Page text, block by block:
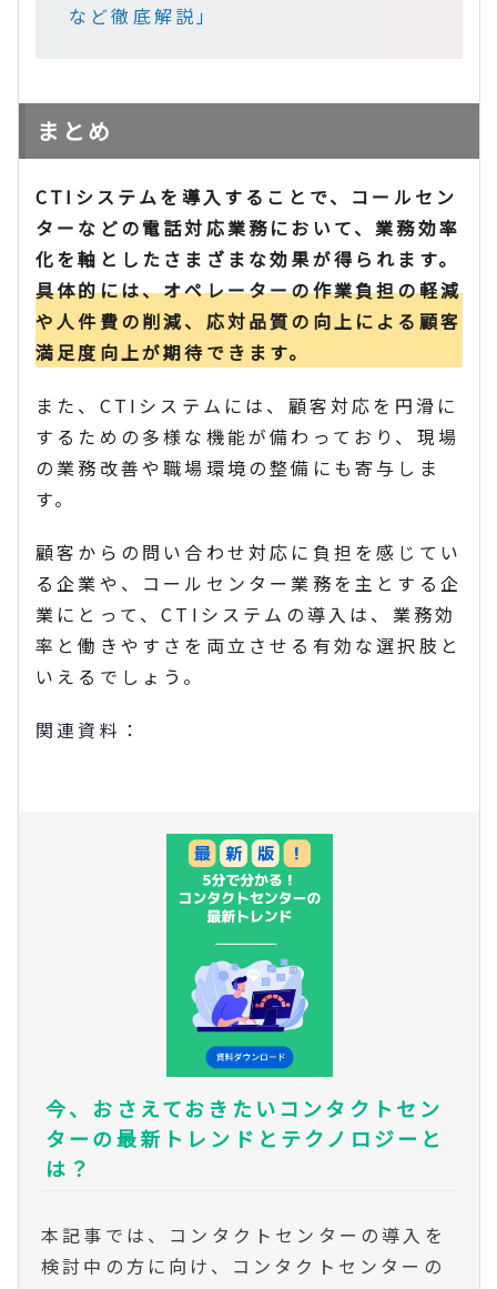
など徹底解説」
まとめ
CTIシステムを導入することで、コールセン
ターなどの電話対応業務において、業務効率
化を軸としたさまざまな効果が得られます。
具体的には、オペレーターの作業負担の軽減
や人件費の削減、応対品質の向上による顧客
満足度向上が期待できます。
また、CTIシステムには、顧客対応を円滑に
するための多様な機能が備わっており、現場
の業務改善や職場環境の整備にも寄与しま
す。
顧客からの問い合わせ対応に負担を感じてい
る企業や、コールセンター業務を主とする企
業にとって、CTIシステムの導入は、業務効
率と働きやすさを両立させる有効な選択肢と
いえるでしょう。
関連資料：
今、おさえておきたいコンタクトセン
ターの最新トレンドとテクノロジーと
は？
本記事では、コンタクトセンターの導入を
検討中の方に向け、コンタクトセンターの